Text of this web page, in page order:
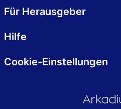
Für Herausgeber
Hilfe
Cookie-Einstellungen